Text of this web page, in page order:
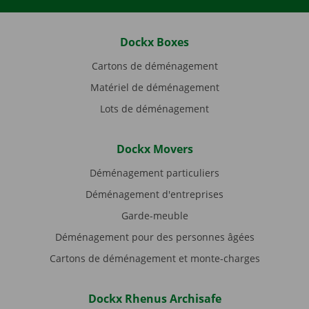
Dockx Boxes
Cartons de déménagement
Matériel de déménagement
Lots de déménagement
Dockx Movers
Déménagement particuliers
Déménagement d'entreprises
Garde-meuble
Déménagement pour des personnes âgées
Cartons de déménagement et monte-charges
Dockx Rhenus Archisafe